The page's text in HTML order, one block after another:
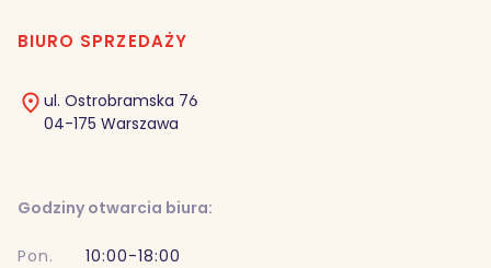
BIURO SPRZEDAŻY
ul. Ostrobramska 76
04-175 Warszawa
Godziny otwarcia biura:
Pon.
10:00-18:00